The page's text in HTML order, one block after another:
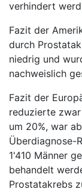
verhindert
Fazit der
durch
niedrig und
nachweislich
Fazit der
reduzierte
um 20%, war
Überdiagnose-
1'410 Männer
behandelt
Prostatakrebs